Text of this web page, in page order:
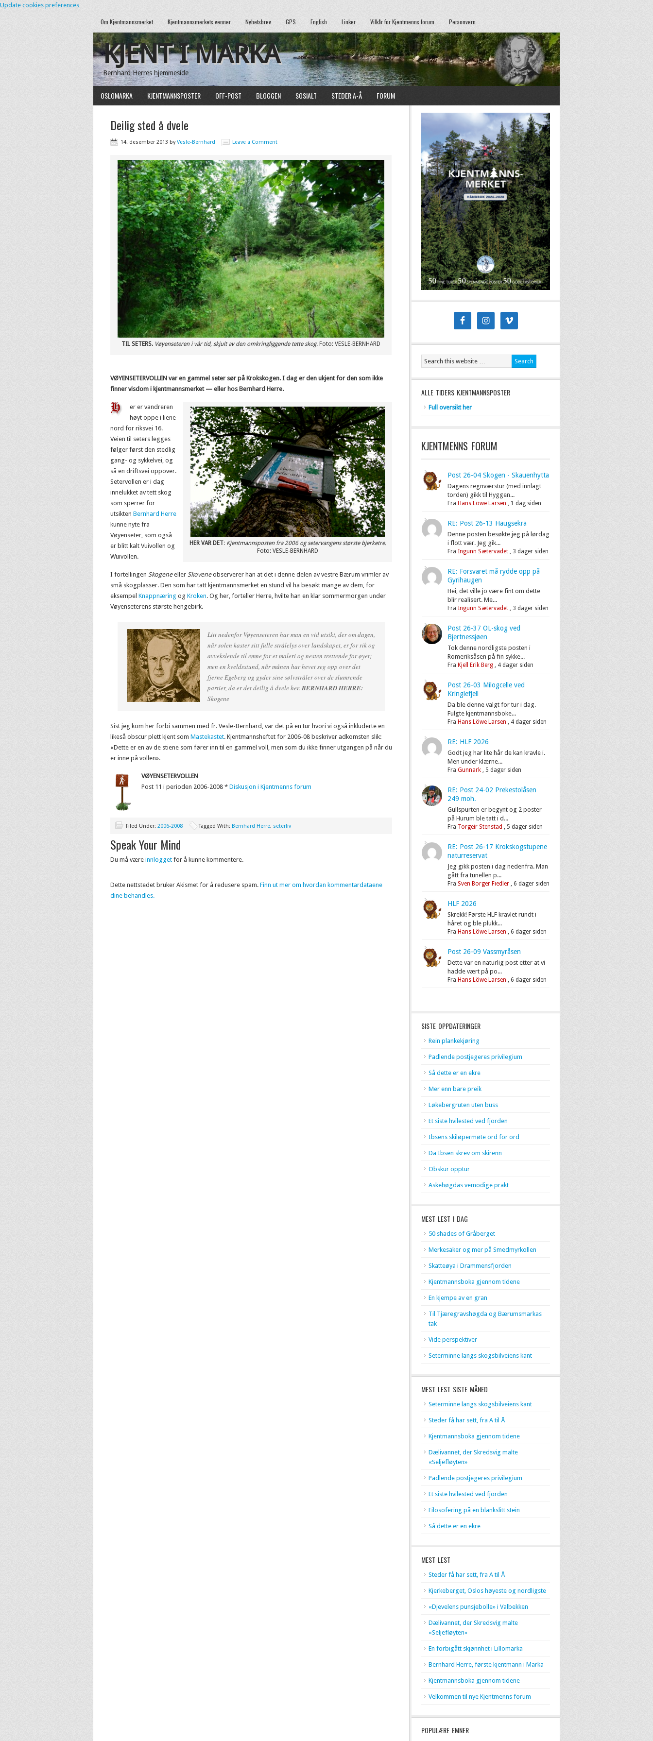
Update cookies preferences
Om Kjentmannsmerket Kjentmannsmerkets venner Nyhetsbrev GPS English Linker Vilkår for Kjentmenns forum Personvern
KJENT I MARKA
Bernhard Herres hjemmeside
OSLOMARKA KJENTMANNSPOSTER OFF-POST BLOGGEN SOSIALT STEDER A-Å FORUM
Deilig sted å dvele
14. desember 2013 byVesle-Bernhard Leave a Comment
TIL SETERS. Vøyenseteren i vår tid, skjult av den omkringliggende tette skog. Foto: VESLE-BERNHARD
VØYENSETERVOLLEN var en gammel seter sør på Krokskogen. I dag er den ukjent for den som ikke
finner visdom i kjentmannsmerket — eller hos Bernhard Herre.
HER VAR DET: Kjentmannsposten fra 2006 og setervangens største bjerketre.
Foto: VESLE-BERNHARD
er er vandreren
høyt oppe i liene
nord for riksvei 16.
Veien til seters legges
følger først den stedlig
gang- og sykkelvei, og
så en driftsvei oppover.
Setervollen er i dag
innelukket av tett skog
som sperrer for
utsikten Bernhard Herre
kunne nyte fra
Vøyenseter, som også
er blitt kalt Vuivollen og
Wuivollen.
I fortellingen Skogeneeller Skoveneobserverer han at det i denne delen av vestre Bærum vrimler av
små skogplasser. Den som har tatt kjentmannsmerket en stund vil ha besøkt mange av dem, for
eksempel Knappnæring og Kroken. Og her, forteller Herre, hvilte han en klar sommermorgen under
Vøyenseterens største hengebirk.
Litt nedenfor Vøyenseteren har man en vid utsikt, der om dagen,
når solen kaster sitt fulle strålelys over landskapet, er for rik og
avvekslende til emne for et maleri og nesten trettende for øyet;
men en kveldsstund, når månen har hevet seg opp over det
fjerne Egeberg og gyder sine sølvstråler over de slumrende
partier, da er det deilig å dvele her. BERNHARD HERRE:
Skogene
Sist jeg kom her forbi sammen med fr. Vesle-Bernhard, var det på en tur hvori vi også inkluderte en
likeså obscur plett kjent som Mastekastet. Kjentmannsheftet for 2006-08 beskriver adkomsten slik:
«Dette er en av de stiene som fører inn til en gammel voll, men som du ikke finner utgangen på når du
er inne på vollen».
VØYENSETERVOLLEN
Post 11 i perioden 2006-2008 * Diskusjon i Kjentmenns forum
Filed Under: 2006-2008 Tagged With: Bernhard Herre, seterliv
Speak Your Mind
Du må være innlogget for å kunne kommentere.
Dette nettstedet bruker Akismet for å redusere spam. Finn ut mer om hvordan kommentardataene
dine behandles.
ALLE TIDERS KJENTMANNSPOSTER
Full oversikt her
KJENTMENNS FORUM
Post 26-04 Skogen - Skauenhytta
Dagens regnværstur (med innlagt
torden) gikk til Hyggen...
Fra Hans Löwe Larsen , 1 dag siden
RE: Post 26-13 Haugsekra
Denne posten besøkte jeg på lørdag
i flott vær. Jeg gik...
Fra Ingunn Sætervadet, 3 dager siden
RE: Forsvaret må rydde opp på
Gyrihaugen
Hei, det ville jo være fint om dette
blir realisert. Me...
Fra Ingunn Sætervadet, 3 dager siden
Post 26-37 OL-skog ved
Bjertnessjøen
Tok denne nordligste posten i
Romeriksåsen på fin sykke...
Fra Kjell Erik Berg, 4 dager siden
Post 26-03 Milogcelle ved
Kringlefjell
Da ble denne valgt for tur i dag.
Fulgte kjentmannsboke...
Fra Hans Löwe Larsen , 4 dager siden
RE: HLF 2026
Godt jeg har lite hår de kan kravle i.
Men under klærne...
Fra Gunnark, 5 dager siden
RE: Post 24-02 Prekestolåsen
249 moh.
Gullspurten er begynt og 2 poster
på Hurum ble tatt i d...
Fra Torgeir Stenstad , 5 dager siden
RE: Post 26-17 Krokskogstupene
naturreservat
Jeg gikk posten i dag nedenfra. Man
gått fra tunellen p...
Fra Sven Borger Fiedler, 6 dager siden
HLF 2026
Skrekk! Første HLF kravlet rundt i
håret og ble plukk...
Fra Hans Löwe Larsen , 6 dager siden
Post 26-09 Vassmyråsen
Dette var en naturlig post etter at vi
hadde vært på po...
Fra Hans Löwe Larsen , 6 dager siden
SISTE OPPDATERINGER
Rein plankekjøring
Padlende postjegeres privilegium
Så dette er en ekre
Mer enn bare preik
Løkebergruten uten buss
Et siste hvilested ved fjorden
Ibsens skiløpermøte ord for ord
Da Ibsen skrev om skirenn
Obskur opptur
Askehøgdas vemodige prakt
MEST LEST I DAG
50 shades of Gråberget
Merkesaker og mer på Smedmyrkollen
Skatteøya i Drammensfjorden
Kjentmannsboka gjennom tidene
En kjempe av en gran
Til Tjæregravshøgda og Bærumsmarkas
tak
Vide perspektiver
Seterminne langs skogsbilveiens kant
MEST LEST SISTE MÅNED
Seterminne langs skogsbilveiens kant
Steder få har sett, fra A til Å
Kjentmannsboka gjennom tidene
Dælivannet, der Skredsvig malte
«Seljefløyten»
Padlende postjegeres privilegium
Et siste hvilested ved fjorden
Filosofering på en blankslitt stein
Så dette er en ekre
MEST LEST
Steder få har sett, fra A til Å
Kjerkeberget, Oslos høyeste og nordligste
«Djevelens punsjebolle» i Valbekken
Dælivannet, der Skredsvig malte
«Seljefløyten»
En forbigått skjønnhet i Lillomarka
Bernhard Herre, første kjentmann i Marka
Kjentmannsboka gjennom tidene
Velkommen til nye Kjentmenns forum
POPULÆRE EMNER